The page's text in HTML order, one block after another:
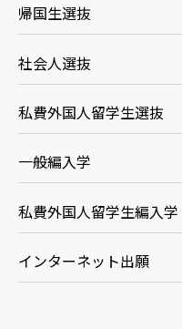
帰国生選抜
社会人選抜
私費外国人留学生選抜
一般編入学
私費外国人留学生編入学
インターネット出願